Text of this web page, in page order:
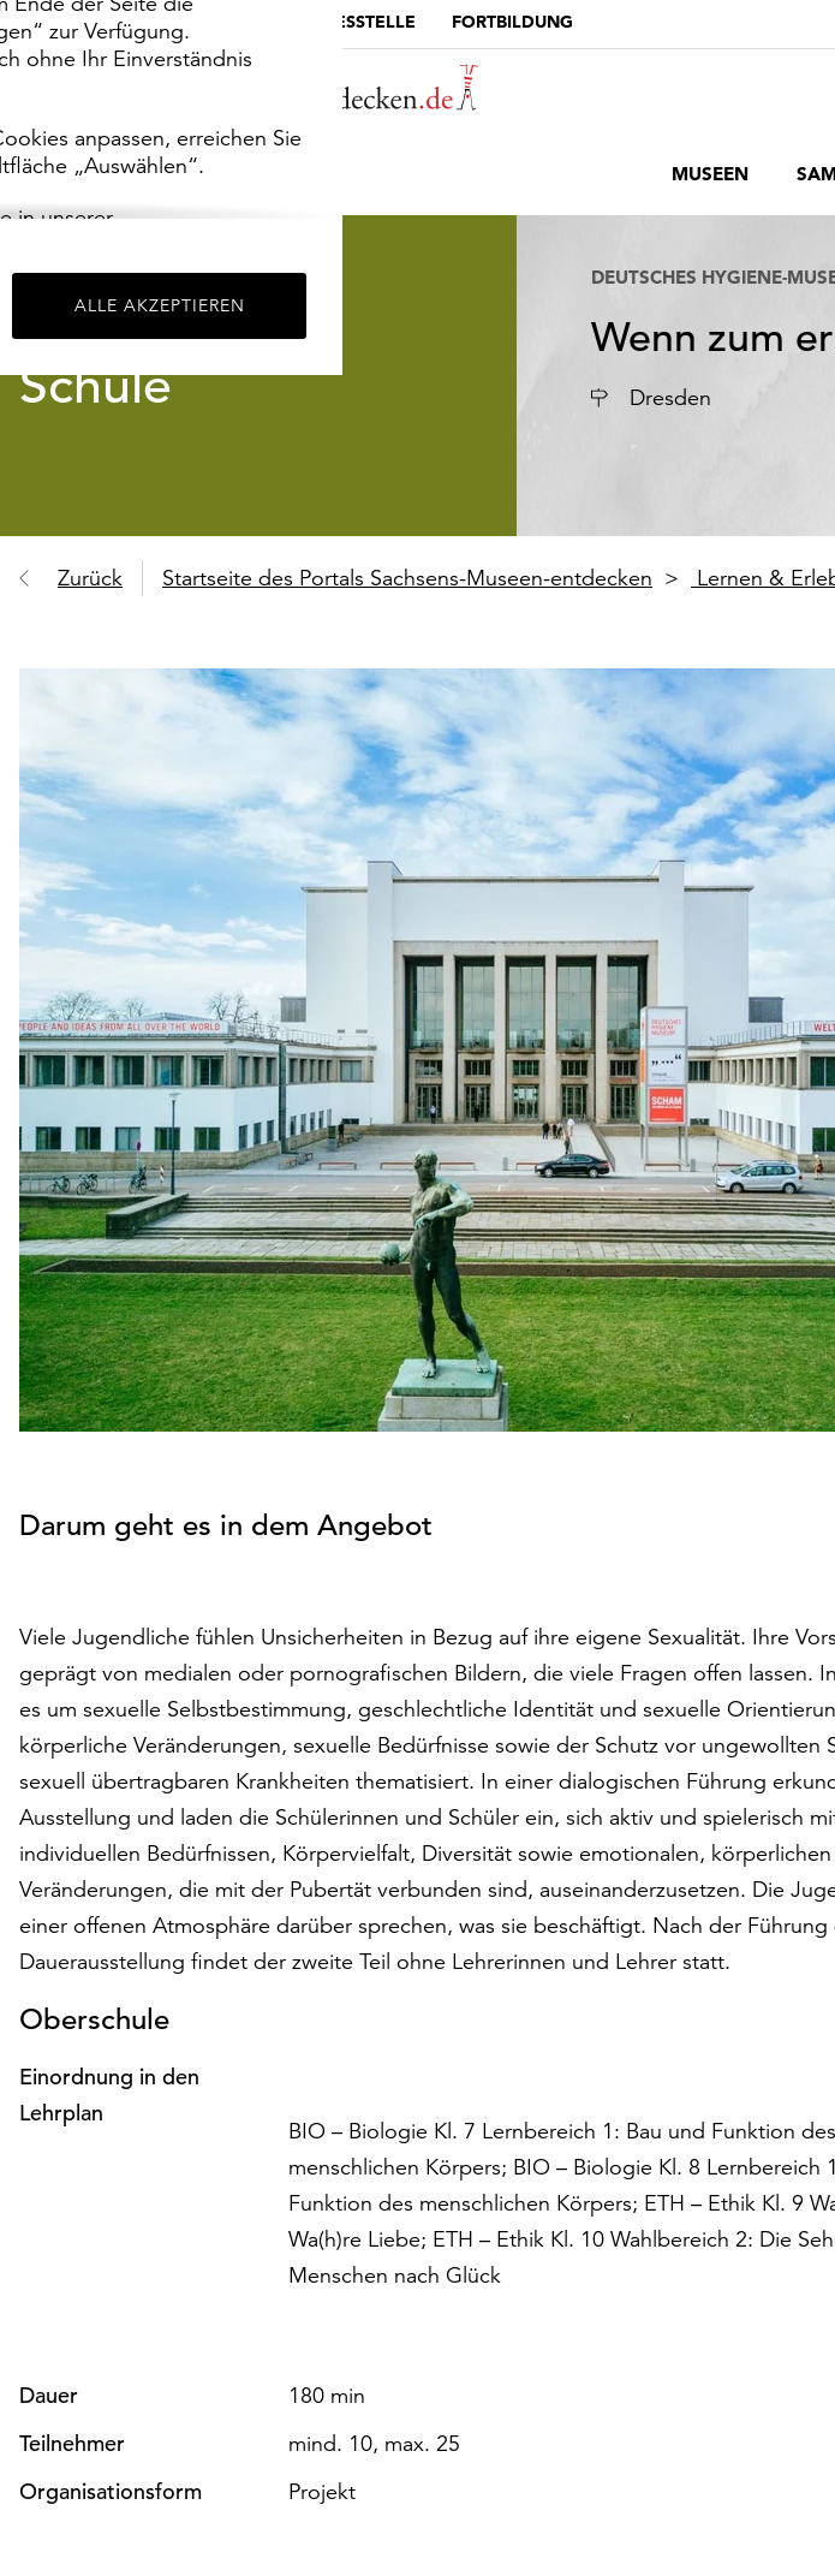
zur Verfügung.
ohne Ihr Einverständnis
anpassen, erreichen Sie
„Auswählen“.
in unserer
ALLE AKZEPTIEREN
MUSEUMSPORTAL DIE LANDESSTELLE FORTBILDUNG
MUSEEN
Schule
DEUTSCHES HYGIENE-
Wenn zum
Ort Dresden
Zurück Startseite des Portals Sachsens-Museen-entdecken Lernen &
Darum geht es in dem Angebot
Viele Jugendliche fühlen Unsicherheiten in Bezug auf ihre eigene Sexualität. Ihre
geprägt von medialen oder pornografischen Bildern, die viele Fragen offen lassen.
es um sexuelle Selbstbestimmung, geschlechtliche Identität und sexuelle
körperliche Veränderungen, sexuelle Bedürfnisse sowie der Schutz vor ungewollten
sexuell übertragbaren Krankheiten thematisiert. In einer dialogischen Führung
Ausstellung und laden die Schülerinnen und Schüler ein, sich aktiv und spielerisch
individuellen Bedürfnissen, Körpervielfalt, Diversität sowie emotionalen,
Veränderungen, die mit der Pubertät verbunden sind, auseinanderzusetzen. Die
einer offenen Atmosphäre darüber sprechen, was sie beschäftigt. Nach der
Dauerausstellung findet der zweite Teil ohne Lehrerinnen und Lehrer statt.
Oberschule
Einordnung in den
Lehrplan
BIO – Biologie Kl. 7 Lernbereich 1: Bau und Funktion des
menschlichen Körpers; BIO – Biologie Kl. 8 Lernbereich
Funktion des menschlichen Körpers; ETH – Ethik Kl. 9
Wa(h)re Liebe; ETH – Ethik Kl. 10 Wahlbereich 2: Die
Menschen nach Glück
Dauer
180 min
Teilnehmer
mind. 10, max. 25
Organisationsform
Projekt